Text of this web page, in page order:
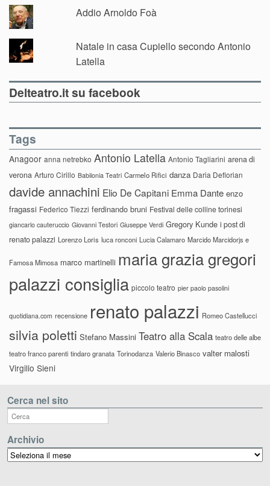
Addio Arnoldo Foà
Natale in casa Cupiello secondo Antonio
Latella
Delteatro.it su facebook
Tags
Anagoor anna netrebko Antonio Latella Antonio Tagliarini arena di
verona Arturo Cirillo Babilonia Teatri Carmelo Rifici danza Daria Deflorian
davide annachini Elio De Capitani Emma Dante enzo
fragassi Federico Tiezzi ferdinando bruni Festival delle colline torinesi
giancarlo cauteruccio Giovanni Testori Giuseppe Verdi Gregory Kunde i post di
renato palazzi Lorenzo Loris luca ronconi Lucia Calamaro Marcido Marcidorjs e
Famosa Mimosa marco martinelli maria grazia gregori
palazzi consiglia piccolo teatro pier paolo pasolini
quotidiana.com recensione renato palazzi Romeo Castellucci
silvia poletti Stefano Massini Teatro alla Scala teatro delle albe
teatro franco parenti tindaro granata Torinodanza Valerio Binasco valter malosti
Virgilio Sieni
Cerca nel sito
Archivio
Archivio